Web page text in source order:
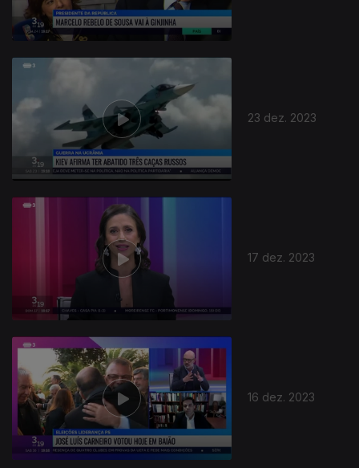
23 dez. 2023
17 dez. 2023
16 dez. 2023